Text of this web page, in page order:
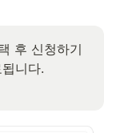
후 신청하기
니다.